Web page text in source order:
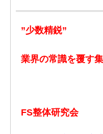
”少数精鋭”
業界の常識を覆す
FS整体研究会